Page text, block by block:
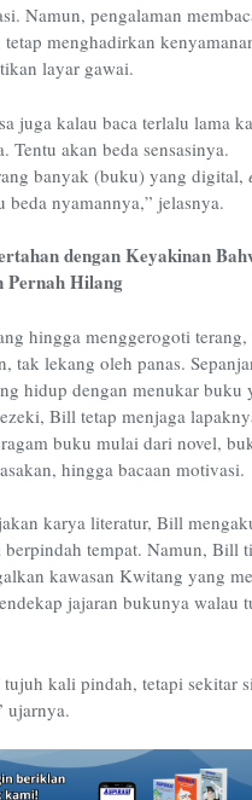
Namun, pengalaman
tetap menghadirkan
layar gawai.
juga kalau baca terlalu lama
Tentu akan beda sensasinya.
banyak (buku) yang digital,
beda nyamannya,” jelasnya.
dengan Keyakinan
Pernah Hilang
hingga menggerogoti terang,
tak lekang oleh panas.
hidup dengan menukar buku
Bill tetap menjaga
buku mulai dari novel,
hingga bacaan motivasi.
karya literatur, Bill
tempat. Namun, Bill
kawasan Kwitang yang
jajaran bukunya walau
tujuh kali pindah, tetapi sekitar
ujarnya.